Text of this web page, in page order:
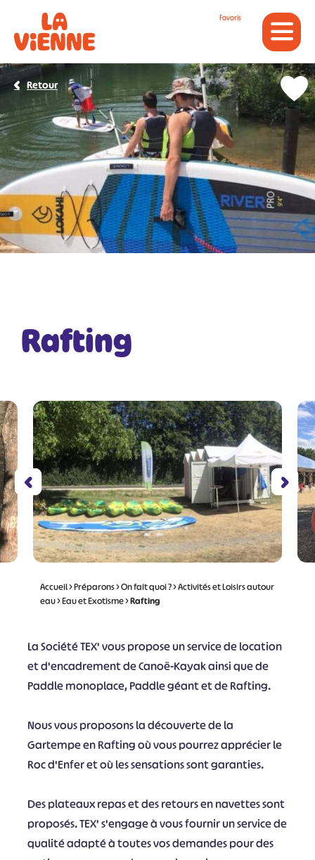
Favoris
Rafting
Retour
Accueil>Préparons>On fait quoi ?>Activités et Loisirs autour
eau>Eau et Exotisme>Rafting
La Société TEX' vous propose un service de location
et d'encadrement de Canoë-Kayak ainsi que de
Paddle monoplace, Paddle géant et de Rafting.
Nous vous proposons la découverte de la
Gartempe en Rafting où vous pourrez apprécier le
Roc d'Enfer et où les sensations sont garanties.
Des plateaux repas et des retours en navettes sont
proposés. TEX' s'engage à vous fournir un service de
qualité adapté à toutes vos demandes pour des